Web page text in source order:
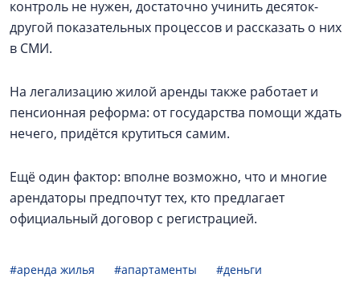
контроль не нужен, достаточно учинить десяток-
другой показательных процессов и рассказать о них
в СМИ.
На легализацию жилой аренды также работает и
пенсионная реформа: от государства помощи ждать
нечего, придётся крутиться самим.
Ещё один фактор: вполне возможно, что и многие
арендаторы предпочтут тех, кто предлагает
официальный договор с регистрацией.
#аренда жилья #апартаменты #деньги